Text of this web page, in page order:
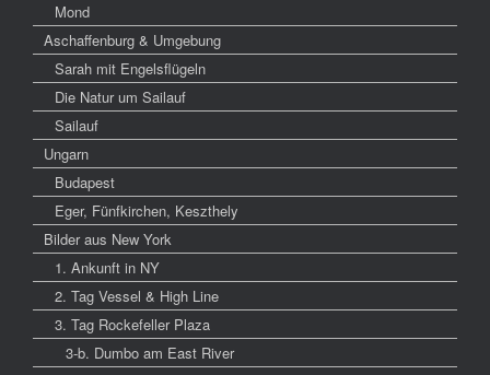
Mond
Aschaffenburg & Umgebung
Sarah mit Engelsflügeln
Die Natur um Sailauf
Sailauf
Ungarn
Budapest
Eger, Fünfkirchen, Keszthely
Bilder aus New York
1. Ankunft in NY
2. Tag Vessel & High Line
3. Tag Rockefeller Plaza
3-b. Dumbo am East River